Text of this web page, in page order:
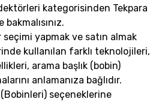
kategorisinden Tekpara
yapmak ve satın almak
kullanılan farklı teknolojileri,
arama başlık (bobin)
anlamanıza bağlıdır.
(Bobinleri) seçeneklerine